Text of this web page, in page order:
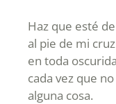
Haz que esté
al pie de mi
en toda
cada vez que
alguna cosa.